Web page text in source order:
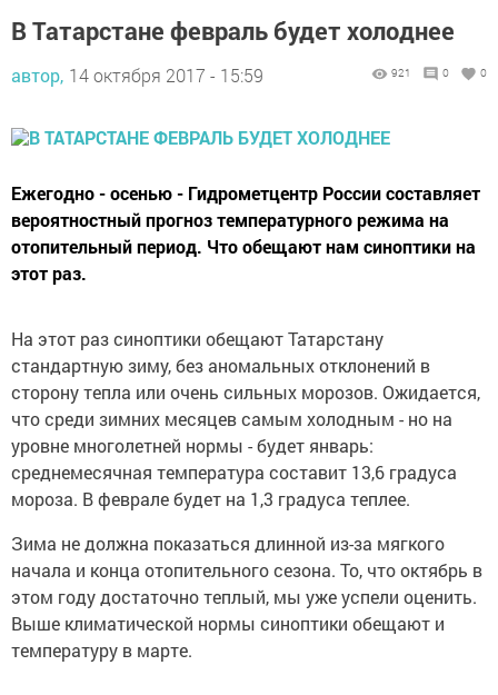
В Татарстане февраль будет холоднее
автор, 14 октября 2017 - 15:59 921 0 0
Ежегодно - осенью - Гидрометцентр России составляет
вероятностный прогноз температурного режима на
отопительный период. Что обещают нам синоптики на
этот раз.
На этот раз синоптики обещают Татарстану
стандартную зиму, без аномальных отклонений в
сторону тепла или очень сильных морозов. Ожидается,
что среди зимних месяцев самым холодным - но на
уровне многолетней нормы - будет январь:
среднемесячная температура составит 13,6 градуса
мороза. В феврале будет на 1,3 градуса теплее.
Зима не должна показаться длинной из-за мягкого
начала и конца отопительного сезона. То, что октябрь в
этом году достаточно теплый, мы уже успели оценить.
Выше климатической нормы синоптики обещают и
температуру в марте.